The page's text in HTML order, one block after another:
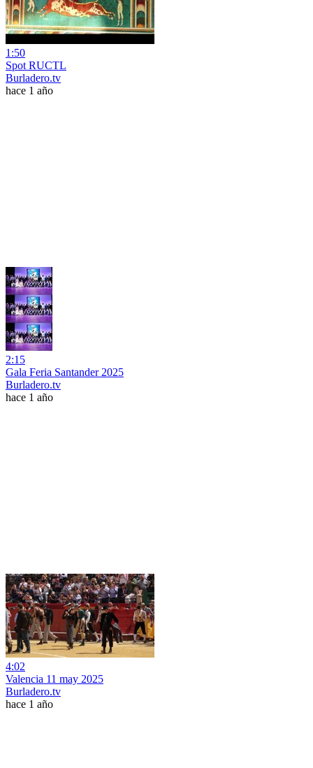
1:50
Spot RUCTL
Burladero.tv
hace 1 año
2:15
Gala Feria Santander 2025
Burladero.tv
hace 1 año
4:02
Valencia 11 may 2025
Burladero.tv
hace 1 año